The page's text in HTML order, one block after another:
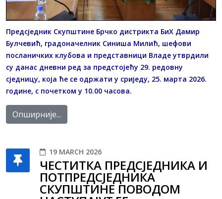
Предсједник Скупштине Брчко дистрикта БиХ Дамир
Булчевић, градоначелник Синиша Милић, шефови
посланичких клубова и представници Владе утврдили
су данас дневни ред за предстојећу 29. редовну
сједницу, која ће се одржати у сриједу, 25. марта 2026.
године, с почетком у 10.00 часова.
Опширније...
19 MARCH 2026
ЧЕСТИТКА ПРЕДСЈЕДНИКА И
ПОТПРЕДСЈЕДНИКА
СКУПШТИНЕ ПОВОДОМ